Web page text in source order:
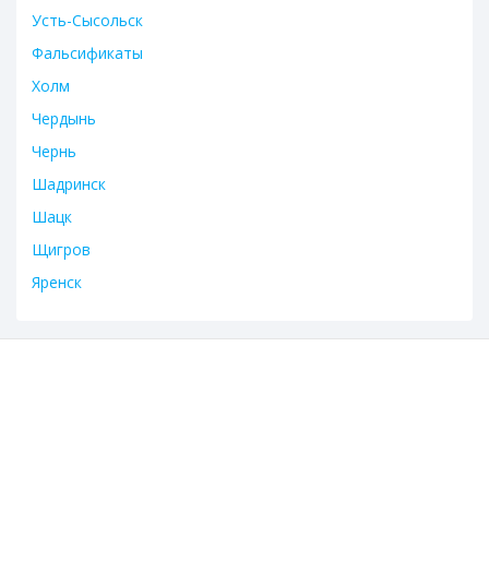
Усть-Сысольск
Фальсификаты
Холм
Чердынь
Чернь
Шадринск
Шацк
Щигров
Яренск